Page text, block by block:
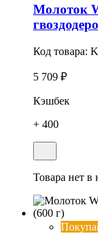
Молоток
Код товара:
5 709 ₽
Кэшбек
+ 400
Товара нет в